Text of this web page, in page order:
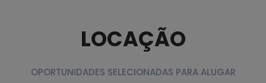
LOCAÇÃO
OPORTUNIDADES SELECIONADAS PARA ALUGAR